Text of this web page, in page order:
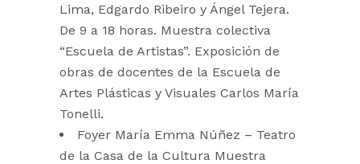
Lima, Edgardo Ribeiro y Ángel Tejera.
De 9 a 18 horas. Muestra colectiva
“Escuela de Artistas”. Exposición de
obras de docentes de la Escuela de
Artes Plásticas y Visuales Carlos María
Tonelli.
Foyer María Emma Núñez – Teatro
de la Casa de la Cultura Muestra